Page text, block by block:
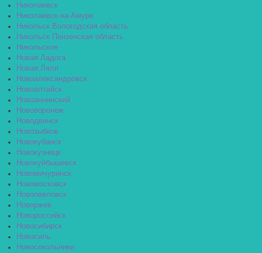
Николаевск
Николаевск-на-Амуре
Никольск Вологодская область
Никольск Пензенская область
Никольское
Новая Ладога
Новая Ляля
Новоалександровск
Новоалтайск
Новоаннинский
Нововоронеж
Новодвинск
Новозыбков
Новокубанск
Новокузнецк
Новокуйбышевск
Новомичуринск
Новомосковск
Новопавловск
Новоржев
Новороссийск
Новосибирск
Новосиль
Новосокольники